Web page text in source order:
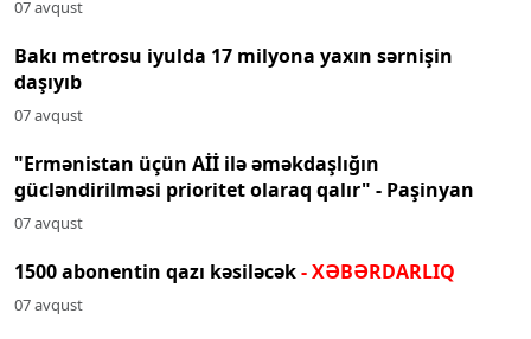
07 avqust
Bakı metrosu iyulda 17 milyona yaxın sərnişin
daşıyıb
07 avqust
"Ermənistan üçün Aİİ ilə əməkdaşlığın
gücləndirilməsi prioritet olaraq qalır" - Paşinyan
07 avqust
1500 abonentin qazı kəsiləcək- XƏBƏRDARLIQ
07 avqust